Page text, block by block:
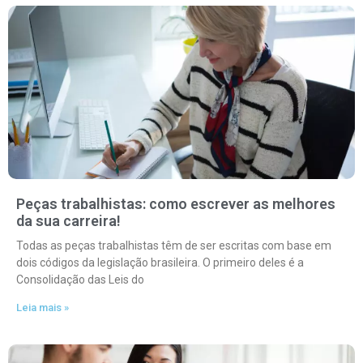
Peças trabalhistas: como escrever as melhores
da sua carreira!
Todas as peças trabalhistas têm de ser escritas com base em
dois códigos da legislação brasileira. O primeiro deles é a
Consolidação das Leis do
Leia mais »